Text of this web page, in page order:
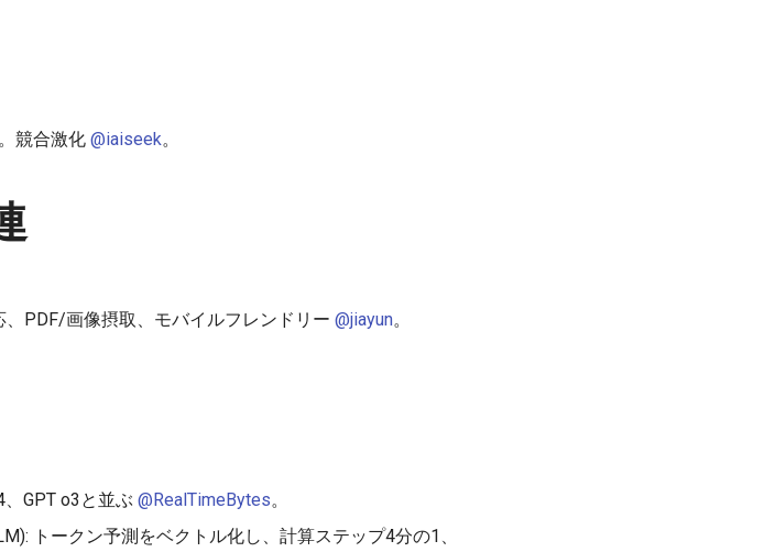
競合激化 @iaiseek。
、PDF/画像摂取、モバイルフレンドリー @jiayun。
GPT o3と並ぶ @RealTimeBytes。
トークン予測をベクトル化し、計算ステップ4分の1、